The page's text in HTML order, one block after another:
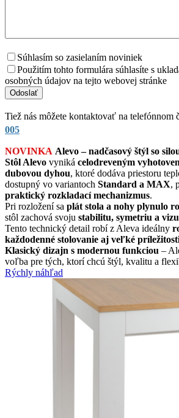
Súhlasím so zasielaním noviniek
Použitím tohto formulára súhlasíte s
osobných údajov na tejto webovej stránke
Tiež nás môžete kontaktovať na telefónnom
005
NOVINKA Alevo – nadčasový štýl so
Stôl Alevo vyniká celodreveným
dubovou dyhou, ktoré dodáva priestoru
dostupný vo variantoch Standard a MAX,
praktický rozkladací mechanizmus.
Pri rozložení sa plát stola a nohy plynulo
stôl zachová svoju stabilitu, symetriu a
Tento technický detail robí z Aleva ideálny
každodenné stolovanie aj veľké
Klasický dizajn s modernou funkciou –
voľba pre tých, ktorí chcú štýl, kvalitu a
Rýchly náhľad